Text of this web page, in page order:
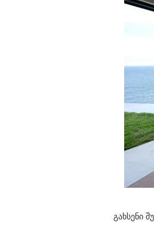
გახსენი